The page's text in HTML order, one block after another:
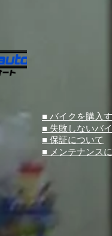
■ バイクを購入
■ 失敗しないバ
■ 保証について
■ メンテナンス